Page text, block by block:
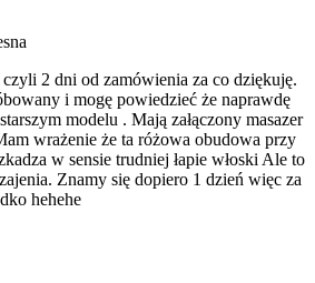
2 dni od zamówienia za co dziękuję.
i mogę powiedzieć że naprawdę
modelu . Mają załączony masazer
wrażenie że ta różowa obudowa przy
w sensie trudniej łapie włoski Ale to
Znamy się dopiero 1 dzień więc za
hehehe